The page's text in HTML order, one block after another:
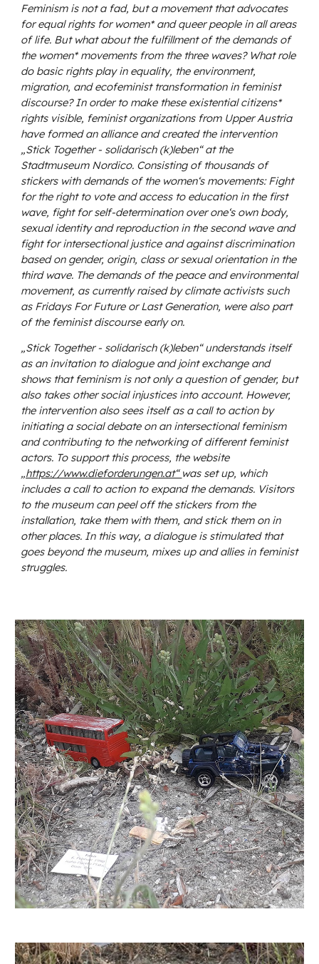
Feminism is not a fad, but a movement that advocates
for equal rights for women* and queer people in all areas
of life. But what about the fulfillment of the demands of
the women* movements from the three waves? What role
do basic rights play in equality, the environment,
migration, and ecofeminist transformation in feminist
discourse? In order to make these existential citizens*
rights visible, feminist organizations from Upper Austria
have formed an alliance and created the intervention
„Stick Together - solidarisch (k)leben“ at the
Stadtmuseum Nordico. Consisting of thousands of
stickers with demands of the women‘s movements: Fight
for the right to vote and access to education in the first
wave, fight for self-determination over one‘s own body,
sexual identity and reproduction in the second wave and
fight for intersectional justice and against discrimination
based on gender, origin, class or sexual orientation in the
third wave. The demands of the peace and environmental
movement, as currently raised by climate activists such
as Fridays For Future or Last Generation, were also part
of the feminist discourse early on.
„Stick Together - solidarisch (k)leben“ understands itself
as an invitation to dialogue and joint exchange and
shows that feminism is not only a question of gender, but
also takes other social injustices into account. However,
the intervention also sees itself as a call to action by
initiating a social debate on an intersectional feminism
and contributing to the networking of different feminist
actors. To support this process, the website
„https://www.dieforderungen.at“ was set up, which
includes a call to action to expand the demands. Visitors
to the museum can peel off the stickers from the
installation, take them with them, and stick them on in
other places. In this way, a dialogue is stimulated that
goes beyond the museum, mixes up and allies in feminist
struggles.